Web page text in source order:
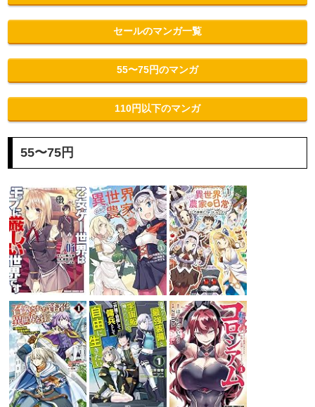
セールのマンガ一覧
55〜75円のマンガ
110円以下のマンガ
55〜75円